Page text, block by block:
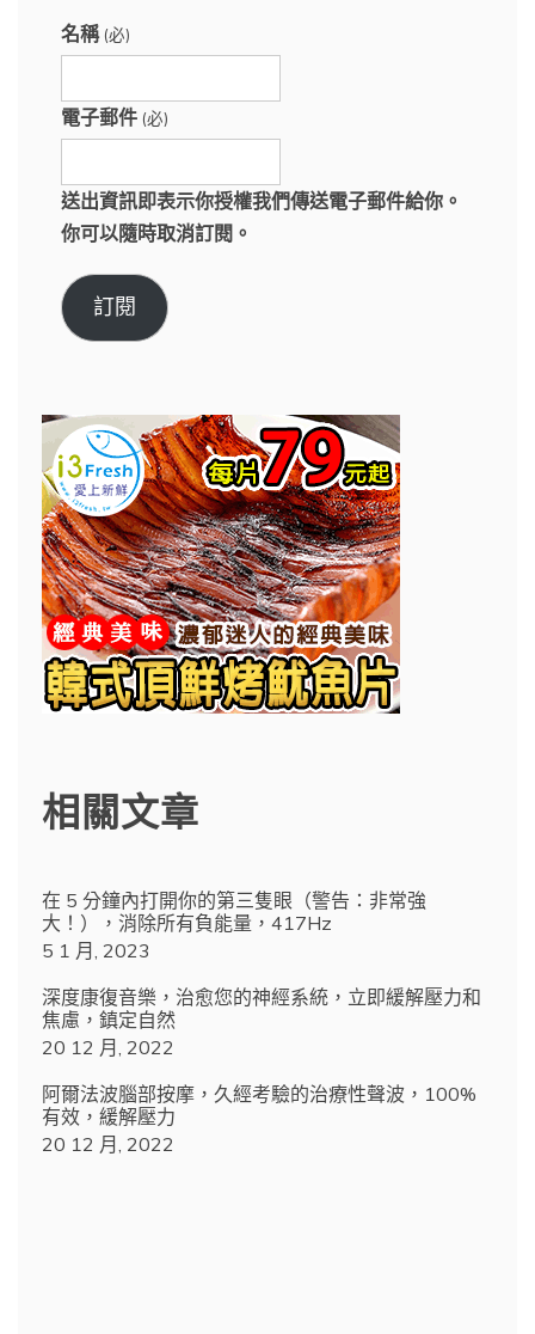
名稱 (必)
電子郵件 (必)
送出資訊即表示你授權我們傳送電子郵件給你。
你可以隨時取消訂閱。
訂閱
相關文章
在 5 分鐘內打開你的第三隻眼（警告：非常強
大！），消除所有負能量，417Hz
5 1 月, 2023
深度康復音樂，治愈您的神經系統，立即緩解壓力和
焦慮，鎮定自然
20 12 月, 2022
阿爾法波腦部按摩，久經考驗的治療性聲波，100%
有效，緩解壓力
20 12 月, 2022